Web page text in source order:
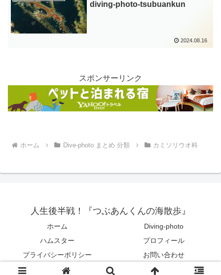
diving-photo‐tsubuankun
2024.08.16
スポンサーリンク
ホーム Dive-photo まとめ 分類 カミソリウオ科
人生後半戦！『つぶあんくんの海散歩』
ホーム
Diving-photo
ハムスター
プロフィール
プライバシーポリシー
お問い合わせ
© 2022 人生後半戦！『つぶあんくんの海散歩』.